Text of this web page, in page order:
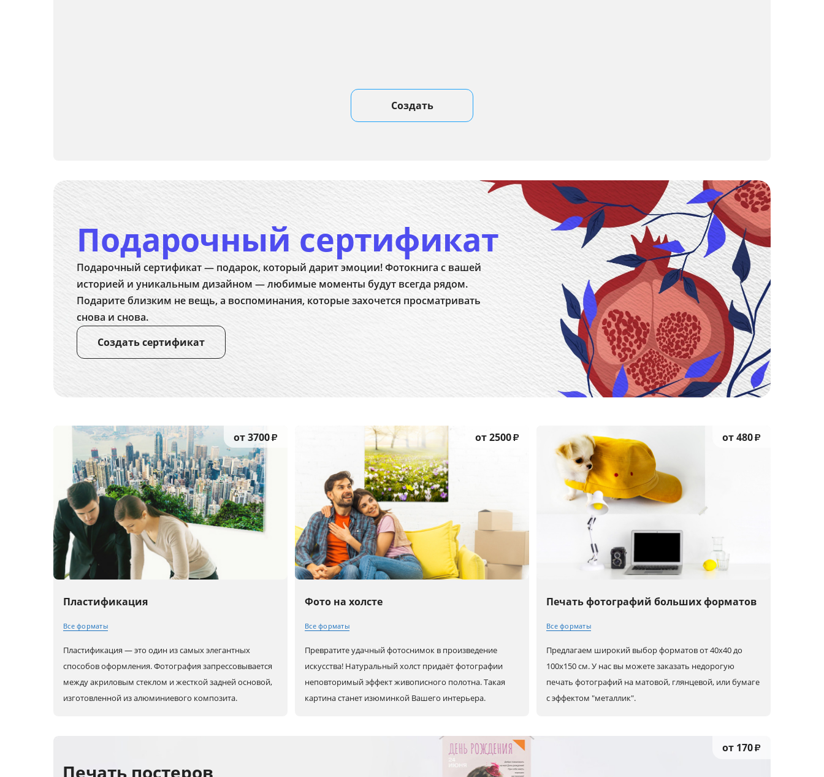
Создать
Подарочный сертификат
Подарочный сертификат — подарок, который дарит эмоции! Фотокнига с вашей
историей и уникальным дизайном — любимые моменты будут всегда рядом.
Подарите близким не вещь, а воспоминания, которые захочется просматривать
снова и снова.
Создать сертификат
Пластификация
от 3700₽
Пластификация — это один из самых элегантных
способов оформления. Фотография запрессовывается
между акриловым стеклом и жесткой задней основой,
изготовленной из алюминиевого композита.
Все форматы
30x20 (А4)
40x30 (А3)
50x40
80x60 (А1)
90x60
120x80
80x80
Фото на холсте
от 2500₽
Превратите удачный фотоснимок в произведение
искусства! Натуральный холст придаёт фотографии
неповторимый эффект живописного полотна. Такая
картина станет изюминкой Вашего интерьера.
Все форматы
30x20 (А4)
40x30 (А3)
80x60 (А1)
90x60
80x80
100x100
60x30
90x30
Печать фотографий больших форматов
от 480₽
Предлагаем широкий выбор форматов от 40х40 до
100х150 см. У нас вы можете заказать недорогую
печать фотографий на матовой, глянцевой, или бумаге
с эффектом "металлик".
Все форматы
40x40
50x40
60x50
90x50
100x70
Печать постеров
от 170₽